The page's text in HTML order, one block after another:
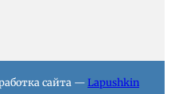
сайта — Lapushkin